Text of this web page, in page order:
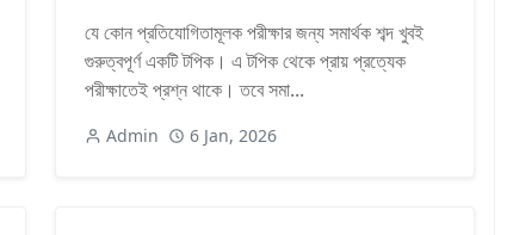
যে কোন প্রতিযোগিতামূলক পরীক্ষার জন্য সমার্থক শব্দ খুবই
গুরুত্বপূর্ণ একটি টপিক। এ টপিক থেকে প্রায় প্রত্যেক
পরীক্ষাতেই প্রশ্ন থাকে। তবে সমা...
Admin 6 Jan, 2026